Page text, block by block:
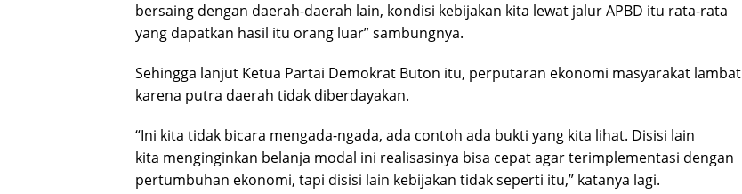
bersaing dengan daerah-daerah lain, kondisi kebijakan kita lewat jalur APBD itu rata-rata
yang dapatkan hasil itu orang luar” sambungnya.
Sehingga lanjut Ketua Partai Demokrat Buton itu, perputaran ekonomi masyarakat lambat
karena putra daerah tidak diberdayakan.
“Ini kita tidak bicara mengada-ngada, ada contoh ada bukti yang kita lihat. Disisi lain
kita menginginkan belanja modal ini realisasinya bisa cepat agar terimplementasi dengan
pertumbuhan ekonomi, tapi disisi lain kebijakan tidak seperti itu,” katanya lagi.